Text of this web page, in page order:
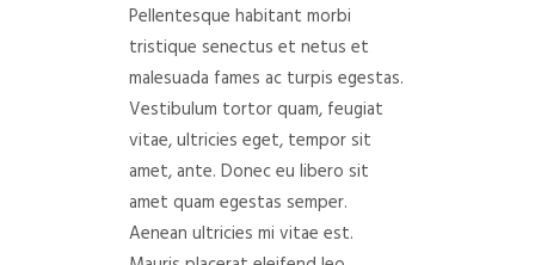
Pellentesque habitant morbi
tristique senectus et netus et
malesuada fames ac turpis egestas.
Vestibulum tortor quam, feugiat
vitae, ultricies eget, tempor sit
amet, ante. Donec eu libero sit
amet quam egestas semper.
Aenean ultricies mi vitae est.